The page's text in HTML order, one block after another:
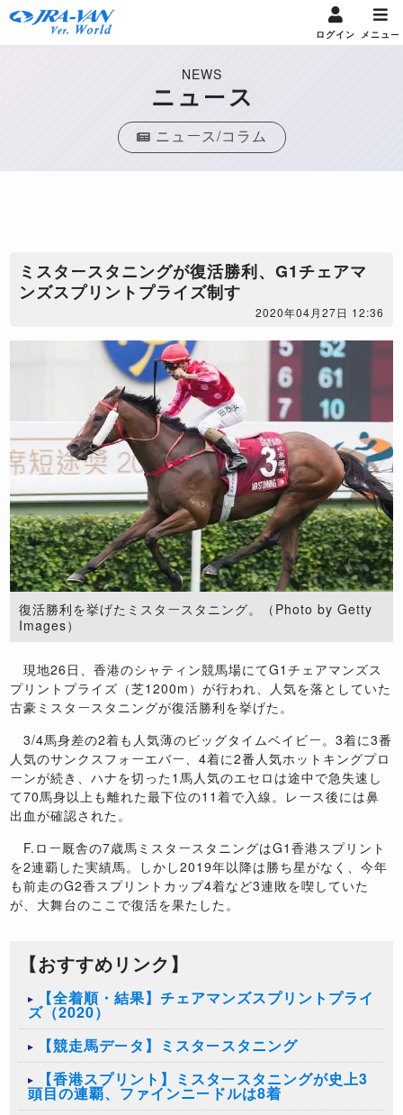
ログイン メニュー
NEWS
ニュース
ニュース/コラム
​ミスタースタニングが復活勝利、G1チェアマ
ンズスプリントプライズ制す
2020年04月27日 12:36
​復活勝利を挙げたミスタースタニング。（Photo by Getty
Images）
現地26日、香港のシャティン競馬場にてG1チェアマンズス
プリントプライズ（芝1200m）が行われ、人気を落としていた
古豪ミスタースタニングが復活勝利を挙げた。
3/4馬身差の2着も人気薄のビッグタイムベイビー。3着に3番
人気のサンクスフォーエバー、4着に2番人気ホットキングプロ
ーンが続き、ハナを切った1馬人気のエセロは途中で急失速し
て70馬身以上も離れた最下位の11着で入線。レース後には鼻
出血が確認された。
F.ロー厩舎の7歳馬ミスタースタニングはG1香港スプリント
を2連覇した実績馬。しかし2019年以降は勝ち星がなく、今年
も前走のG2香スプリントカップ4着など3連敗を喫していた
が、大舞台のここで復活を果たした。
【おすすめリンク】
【全着順・結果】チェアマンズスプリントプライ
ズ（2020）
【競走馬データ】ミスタースタニング
【香港スプリント】ミスタースタニングが史上3
頭目の連覇、ファインニードルは8着